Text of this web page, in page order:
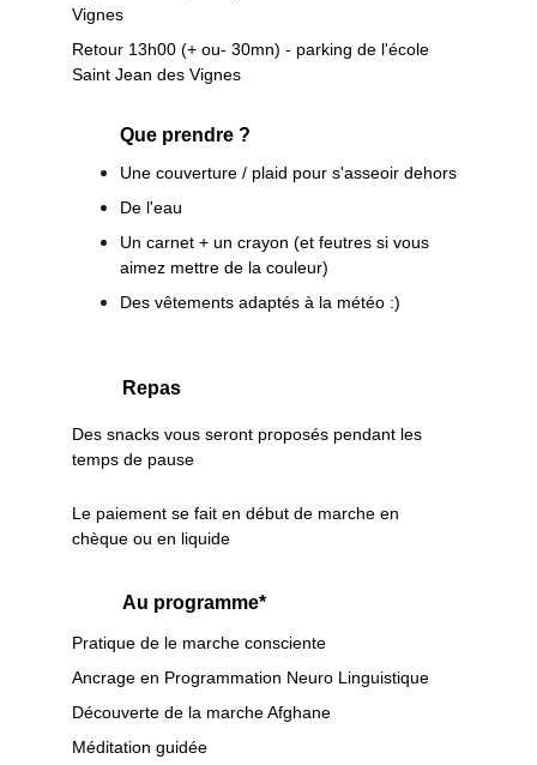
Vignes
Retour 13h00 (+ ou- 30mn) - parking de l'école
Saint Jean des Vignes
Une couverture / plaid pour s'asseoir dehors
De l'eau
Un carnet + un crayon (et feutres si vous
aimez mettre de la couleur)
Des vêtements adaptés à la météo :)
Que prendre ?
Repas
Des snacks vous seront proposés pendant les
temps de pause
Au programme*
Pratique de le marche consciente
Ancrage en Programmation Neuro Linguistique
Découverte de la marche Afghane
Méditation guidée
Le paiement se fait en début de marche en
chèque ou en liquide